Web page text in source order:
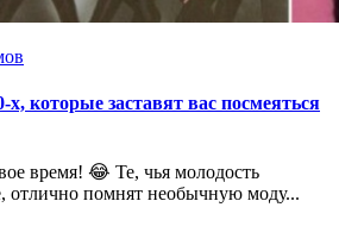
которые заставят вас посмеяться
время! 😂 Те, чья молодость
отлично помнят необычную моду...